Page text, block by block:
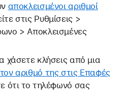
αποκλεισμένοι αριθμοί
στις Ρυθμίσεις >
> Αποκλεισμένες
χάσετε κλήσεις από μια
αριθμό της στις Επαφές
ότι το τηλέφωνό σας